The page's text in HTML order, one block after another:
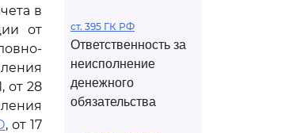
в
от
от 28
, от 17
ст. 395 ГК РФ
Ответственность за
неисполнение
денежного
обязательства